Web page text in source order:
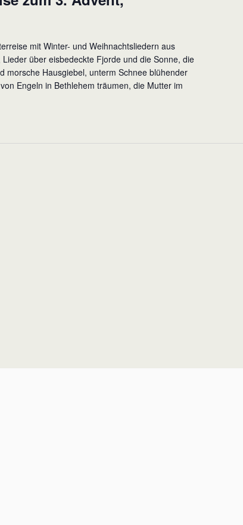
mit Winter- und Weihnachtsliedern aus
über eisbedeckte Fjorde und die Sonne, die
morsche Hausgiebel, unterm Schnee blühender
Engeln in Bethlehem träumen, die Mutter im